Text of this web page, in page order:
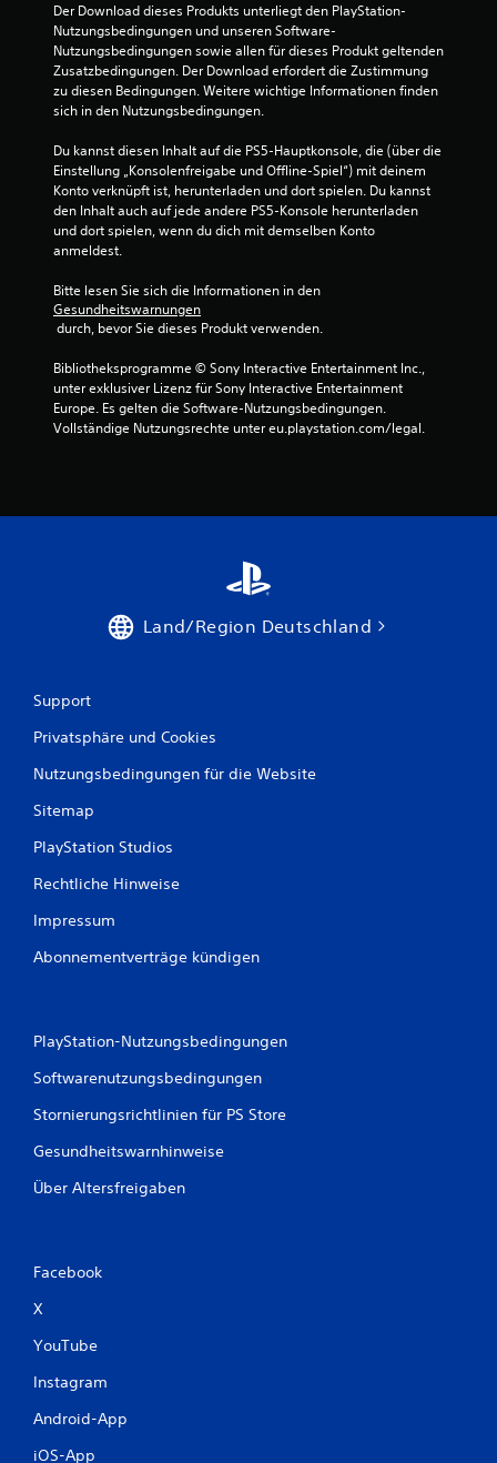
Der Download dieses Produkts unterliegt den PlayStation-
Nutzungsbedingungen und unseren Software-
Nutzungsbedingungen sowie allen für dieses Produkt geltenden
Zusatzbedingungen. Der Download erfordert die Zustimmung
zu diesen Bedingungen. Weitere wichtige Informationen finden
sich in den Nutzungsbedingungen.
Du kannst diesen Inhalt auf die PS5-Hauptkonsole, die (über die
Einstellung „Konsolenfreigabe und Offline-Spiel“) mit deinem
Konto verknüpft ist, herunterladen und dort spielen. Du kannst
den Inhalt auch auf jede andere PS5-Konsole herunterladen
und dort spielen, wenn du dich mit demselben Konto
anmeldest.
Bitte lesen Sie sich die Informationen in den
Gesundheitswarnungen
durch, bevor Sie dieses Produkt verwenden.
Bibliotheksprogramme © Sony Interactive Entertainment Inc.,
unter exklusiver Lizenz für Sony Interactive Entertainment
Europe. Es gelten die Software-Nutzungsbedingungen.
Vollständige Nutzungsrechte unter eu.playstation.com/legal.
Land/Region Deutschland
Support
Privatsphäre und Cookies
Nutzungsbedingungen für die Website
Sitemap
PlayStation Studios
Rechtliche Hinweise
Impressum
Abonnementverträge kündigen
PlayStation-Nutzungsbedingungen
Softwarenutzungsbedingungen
Stornierungsrichtlinien für PS Store
Gesundheitswarnhinweise
Über Altersfreigaben
Facebook
X
YouTube
Instagram
Android-App
iOS-App